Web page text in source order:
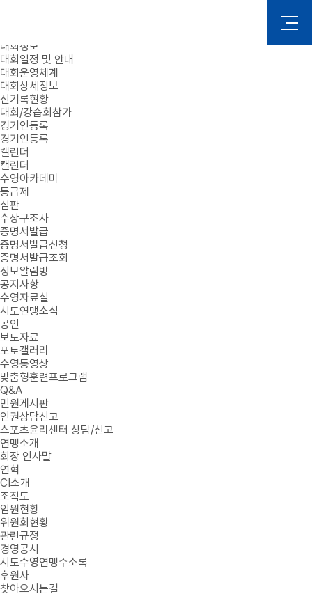
대회정보
대회일정 및 안내
대회운영체계
대회상세정보
신기록현황
대회/강습회참가
경기인등록
경기인등록
캘린더
캘린더
수영아카데미
등급제
심판
수상구조사
증명서발급
증명서발급신청
증명서발급조회
정보알림방
공지사항
수영자료실
시도연맹소식
공인
보도자료
포토갤러리
수영동영상
맞춤형훈련프로그램
Q&A
민원게시판
인권상담신고
스포츠윤리센터 상담/신고
연맹소개
회장 인사말
연혁
CI소개
조직도
임원현황
위원회현황
관련규정
경영공시
시도수영연맹주소록
후원사
찾아오시는길